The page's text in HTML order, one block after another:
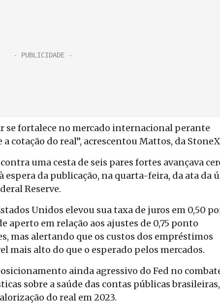
se fortalece no mercado internacional perante
cotação do real”, acrescentou Mattos, da
uma cesta de seis pares fortes avançava
espera da publicação, na quarta-feira, da ata da
Reserve.
Unidos elevou sua taxa de juros em 0,50
aperto em relação aos ajustes de 0,75 ponto
mas alertando que os custos dos empréstimos
mais alto do que o esperado pelos mercados.
ainda agressivo do Fed no
sobre a saúde das contas públicas
do real em 2023.